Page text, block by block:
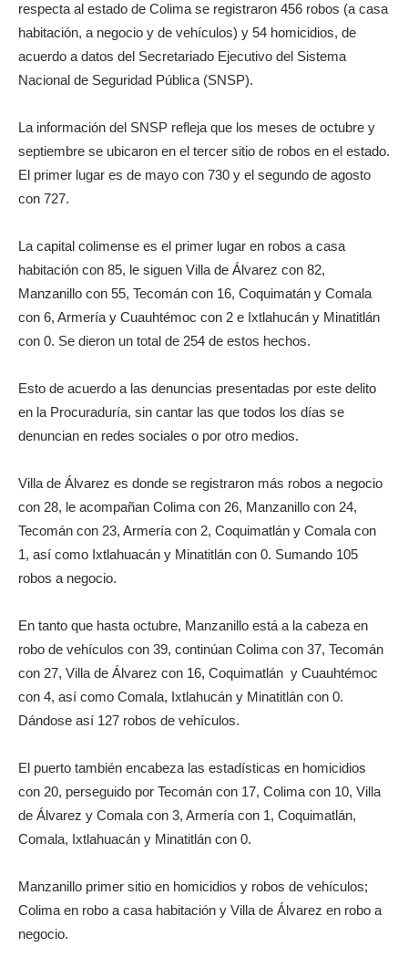
respecta al estado de Colima se registraron 456 robos (a casa
habitación, a negocio y de vehículos) y 54 homicidios, de
acuerdo a datos del Secretariado Ejecutivo del Sistema
Nacional de Seguridad Pública (SNSP).
La información del SNSP refleja que los meses de octubre y
septiembre se ubicaron en el tercer sitio de robos en el estado.
El primer lugar es de mayo con 730 y el segundo de agosto
con 727.
La capital colimense es el primer lugar en robos a casa
habitación con 85, le siguen Villa de Álvarez con 82,
Manzanillo con 55, Tecomán con 16, Coquimatán y Comala
con 6, Armería y Cuauhtémoc con 2 e Ixtlahucán y Minatitlán
con 0. Se dieron un total de 254 de estos hechos.
Esto de acuerdo a las denuncias presentadas por este delito
en la Procuraduría, sin cantar las que todos los días se
denuncian en redes sociales o por otro medios.
Villa de Álvarez es donde se registraron más robos a negocio
con 28, le acompañan Colima con 26, Manzanillo con 24,
Tecomán con 23, Armería con 2, Coquimatlán y Comala con
1, así como Ixtlahuacán y Minatitlán con 0. Sumando 105
robos a negocio.
En tanto que hasta octubre, Manzanillo está a la cabeza en
robo de vehículos con 39, continúan Colima con 37, Tecomán
con 27, Villa de Álvarez con 16, Coquimatlán y Cuauhtémoc
con 4, así como Comala, Ixtlahucán y Minatitlán con 0.
Dándose así 127 robos de vehículos.
El puerto también encabeza las estadísticas en homicidios
con 20, perseguido por Tecomán con 17, Colima con 10, Villa
de Álvarez y Comala con 3, Armería con 1, Coquimatlán,
Comala, Ixtlahuacán y Minatitlán con 0.
Manzanillo primer sitio en homicidios y robos de vehículos;
Colima en robo a casa habitación y Villa de Álvarez en robo a
negocio.